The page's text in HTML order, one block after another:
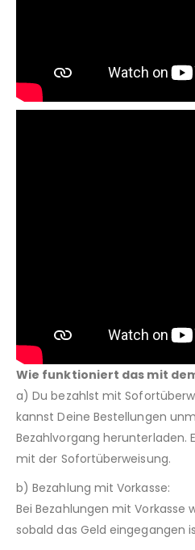
Wie funktioniert das mit
a) Du bezahlst mit
kannst Deine Bestellungen
Bezahlvorgang herunterladen.
mit der Sofortüberweisung.
b) Bezahlung mit Vorkasse:
Bei Bezahlungen mit Vorkasse
sobald das Geld eingegangen